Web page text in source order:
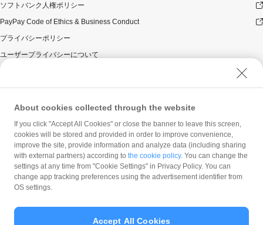
PayPayポイント付与の際に、小数点以下は切り捨てとな
ります。
PayPayポイントはPayPay公式ストア、PayPayカード公
す。
PayPayポイントの付与は、原則として、対象のお支払い
方法によるお支払いの翌日から起算して30日後に実施い
都合等により付与時期が遅くなる場合があります。
でご利用いただけます。
クレジットカード、PayPay商品券との併用はできません。
禁止事項等について
以下のいずれかに該当する場合は本キャンペーンの適用
対象外とします。万一、本キャンペーンによる付与を行
した場合、お客様に対する本キャンペーンによるPayPay
ポイントの付与は全て取り消されます。
ソフトバンク人権ポリシー
PayPay Code of Ethics & Business Conduct
プライバシーポリシー
ユーザープライバシーについて
ウェブサイト利用規約
反社会的勢力に対する方針
勧誘方針
マネロン等基本方針
カスタマーハラスメントに関する当社の考え方
About cookies collected through the website
If you click "Accept All Cookies" or close the banner to leave this screen,
cookies will be stored and provided in order to improve convenience,
improve the site, provide information and analyze data (including sharing
with external partners) according to the cookie policy. You can change the
settings at any time from "Cookie Settings" in Privacy Policy. You can
change app tracking preferences using the advertisement identifier from
OS settings.
Accept All Cookies